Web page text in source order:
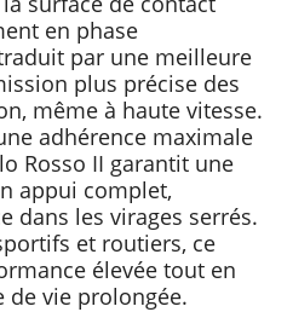
en phase
par une meilleure
plus précise des
même à haute vitesse.
adhérence maximale
Rosso II garantit une
appui complet,
dans les virages serrés.
et routiers, ce
élevée tout en
de vie prolongée.